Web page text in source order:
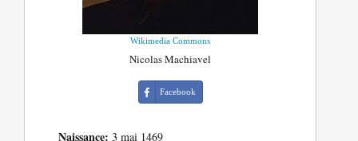
Wikimedia Commons
Nicolas Machiavel
Facebook
Naissance: 3 mai 1469